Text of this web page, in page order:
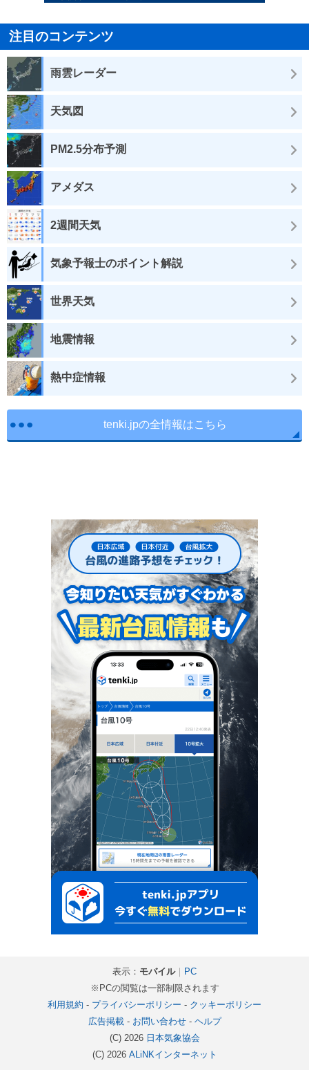
注目のコンテンツ
雨雲レーダー
天気図
PM2.5分布予測
アメダス
2週間天気
気象予報士のポイント解説
世界天気
地震情報
熱中症情報
tenki.jpの全情報はこちら
表示： モバイル｜
PC
※PCの閲覧は一部制限されます
利用規約 - プライバシーポリシー - クッキーポリシー
広告掲載- お問い合わせ- ヘルプ
(C) 2026 日本気象協会
(C) 2026 ALiNKインターネット